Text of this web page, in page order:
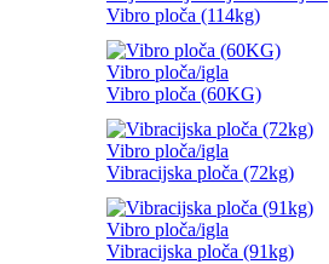
Vibro ploča (114kg)
Vibro ploča/igla
Vibro ploča (60KG)
Vibro ploča/igla
Vibracijska ploča (72kg)
Vibro ploča/igla
Vibracijska ploča (91kg)